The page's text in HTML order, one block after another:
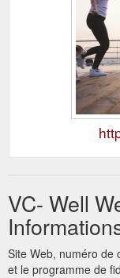
VC- Well
Site Web, numéro de
et le programme de